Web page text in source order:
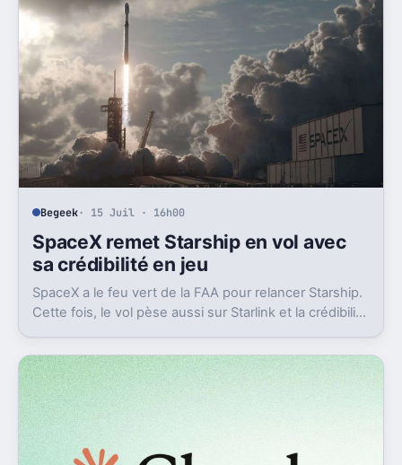
Begeek· 15 Juil · 16h00
SpaceX remet Starship en vol avec
sa crédibilité en jeu
SpaceX a le feu vert de la FAA pour relancer Starship.
Cette fois, le vol pèse aussi sur Starlink et la crédibilité